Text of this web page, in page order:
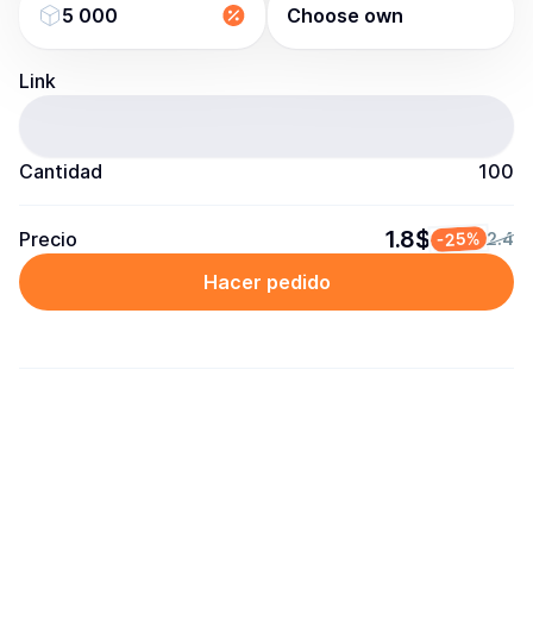
5 000 Choose own
Link
Cantidad 100
Precio 1.8$ -25% 2.4
Hacer pedido